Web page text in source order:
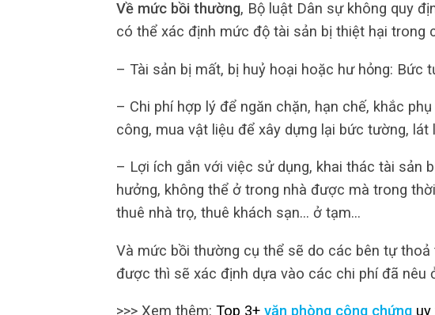
Về mức bồi thường, Bộ luật Dân sự không quy
có thể xác định mức độ tài sản bị thiệt hại trong
– Tài sản bị mất, bị huỷ hoại hoặc hư hỏng: Bức
– Chi phí hợp lý để ngăn chặn, hạn chế, khắc
công, mua vật liệu để xây dựng lại bức tường, lát
– Lợi ích gắn với việc sử dụng, khai thác tài sản
hưởng, không thể ở trong nhà được mà trong
thuê nhà trọ, thuê khách sạn… ở tạm…
Và mức bồi thường cụ thể sẽ do các bên tự
được thì sẽ xác định dựa vào các chi phí đã nêu
>>> Xem thêm: Top 3+ văn phòng công chứng uy